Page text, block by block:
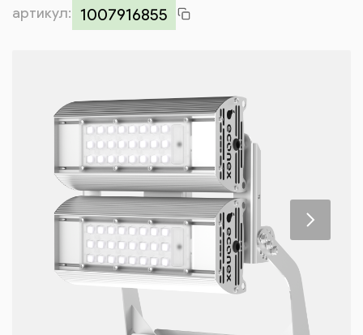
Контакты
артикул: 1007916855